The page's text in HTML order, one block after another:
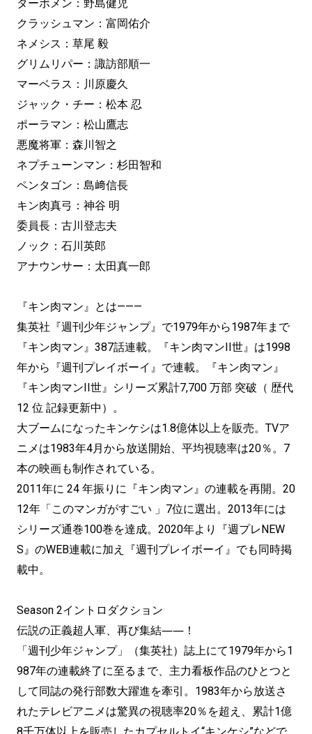
ターボメン：野島健児
クラッシュマン：富岡佑介
ネメシス：草尾 毅
グリムリパー：諏訪部順一
マーベラス：川原慶久
ジャック・チー：松本 忍
ポーラマン：松山鷹志
悪魔将軍：森川智之
ネプチューンマン：杉田智和
ペンタゴン：島﨑信長
キン肉真弓：神谷 明
委員長：古川登志夫
ノック：石川英郎
アナウンサー：太田真一郎
『キン肉マン』とは———
集英社『週刊少年ジャンプ』で1979年から1987年まで
『キン肉マン』387話連載。『キン肉マンII世』は1998
年から『週刊プレイボーイ』で連載。『キン肉マン』
『キン肉マンII世』シリーズ累計7,700 万部 突破（ 歴代
12 位 記録更新中）。
大ブームになったキンケシは1.8億体以上を販売。TVア
ニメは1983年4月から放送開始、平均視聴率は20％。7
本の映画も制作されている。
2011年に 24 年振りに『キン肉マン』の連載を再開。20
12年「このマンガがすごい 」7位に選出。2013年には
シリーズ通巻100巻を達成。2020年より『週プレNEW
S』のWEB連載に加え『週刊プレイボーイ』でも同時掲
載中。
Season 2イントロダクション
伝説の正義超人軍、再び集結――！
「週刊少年ジャンプ」（集英社）誌上にて1979年から1
987年の連載終了に至るまで、主力看板作品のひとつと
して同誌の発行部数大躍進を牽引。1983年から放送さ
れたテレビアニメは驚異の視聴率20％を超え、累計1億